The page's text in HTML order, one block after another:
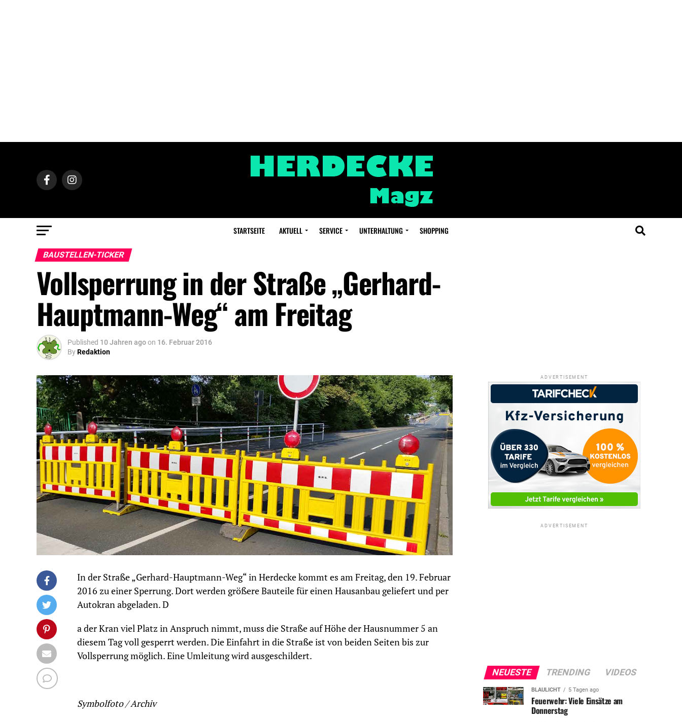
STARTSEITE AKTUELL SERVICE UNTERHALTUNG SHOPPING
BAUSTELLEN-TICKER
Vollsperrung in der Straße „Gerhard-
Hauptmann-Weg“ am Freitag
Published 10 Jahren agoon 16. Februar 2016
ByRedaktion
In der Straße „Gerhard-Hauptmann-Weg“ in Herdecke kommt es am Freitag, den 19. Februar
2016 zu einer Sperrung. Dort werden größere Bauteile für einen Hausanbau geliefert und per
Autokran abgeladen. D
a der Kran viel Platz in Anspruch nimmt, muss die Straße auf Höhe der Hausnummer 5 an
diesem Tag voll gesperrt werden. Die Einfahrt in die Straße ist von beiden Seiten bis zur
Vollsperrung möglich. Eine Umleitung wird ausgeschildert.
Symbolfoto / Archiv
ADVERTISEMENT
ADVERTISEMENT
NEUESTE TRENDING VIDEOS
BLAULICHT 5 Tagen ago
Feuerwehr: Viele Einsätze am
Donnerstag